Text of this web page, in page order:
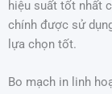
hiệu suất tốt nhất
chính được sử
lựa chọn tốt.
Bo mạch in linh